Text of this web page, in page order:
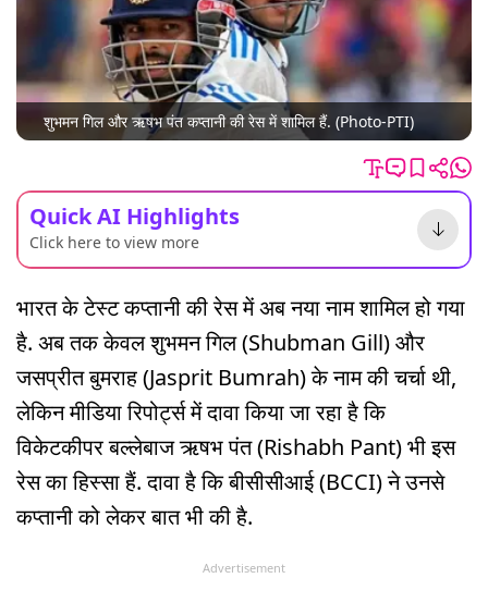
शुभमन गिल और ऋषभ पंत कप्तानी की रेस में शामिल हैं. (Photo-PTI)
Quick AI Highlights
Click here to view more
भारत के टेस्ट कप्तानी की रेस में अब नया नाम शामिल हो गया
है. अब तक केवल शुभमन गिल (Shubman Gill) और
जसप्रीत बुमराह (Jasprit Bumrah) के नाम की चर्चा थी,
लेकिन मीडिया रिपोर्ट्स में दावा किया जा रहा है कि
विकेटकीपर बल्लेबाज ऋषभ पंत (Rishabh Pant) भी इस
रेस का हिस्सा हैं. दावा है कि बीसीसीआई (BCCI) ने उनसे
कप्तानी को लेकर बात भी की है.
Advertisement